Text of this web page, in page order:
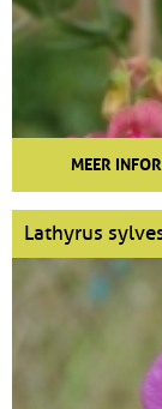
MEER
Lathyrus